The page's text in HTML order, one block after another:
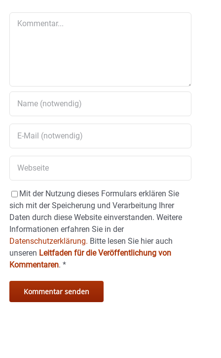
Mit der Nutzung dieses Formulars erklären Sie
sich mit der Speicherung und Verarbeitung Ihrer
Daten durch diese Website einverstanden. Weitere
Informationen erfahren Sie in der
Datenschutzerklärung. Bitte lesen Sie hier auch
unseren Leitfaden für die Veröffentlichung von
Kommentaren. *